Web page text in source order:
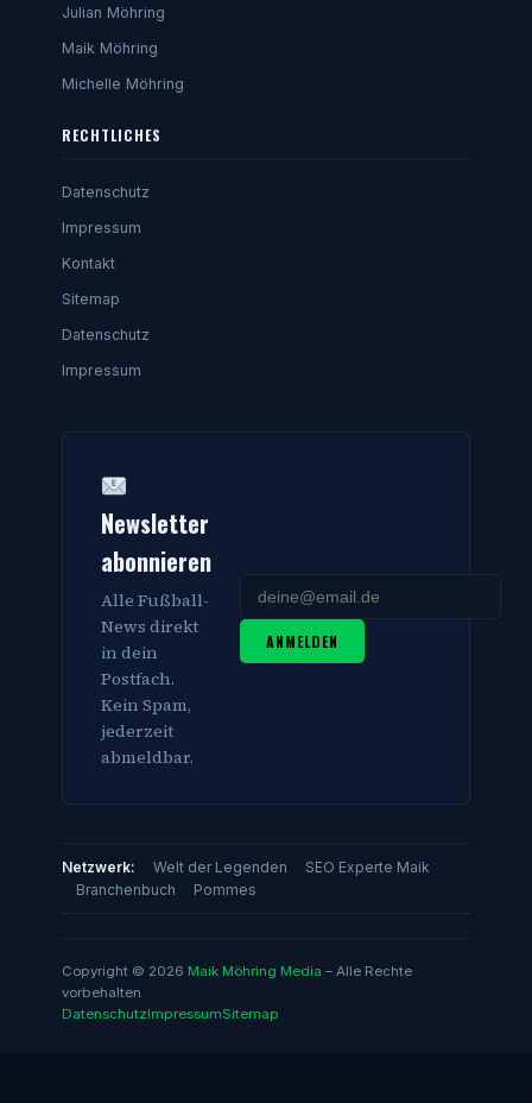
Julian Möhring
Maik Möhring
Michelle Möhring
RECHTLICHES
Datenschutz
Impressum
Kontakt
Sitemap
Datenschutz
Impressum
Newsletter
abonnieren
Alle Fußball-
News direkt
in dein
Postfach.
Kein Spam,
jederzeit
abmeldbar.
ANMELDEN
Netzwerk: Welt der Legenden
SEO Experte Maik
Branchenbuch
Pommes
Copyright © 2026 Maik Möhring Media – Alle Rechte
vorbehalten
DatenschutzImpressumSitemap